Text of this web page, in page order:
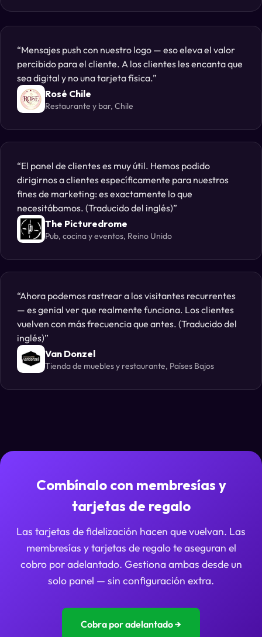
Mensajes push con nuestro logo — eso eleva el valor
percibido para el cliente. A los clientes les encanta que
sea digital y no una tarjeta física.
Rosé Chile
Restaurante y bar, Chile
El panel de clientes es muy útil. Hemos podido
dirigirnos a clientes específicamente para nuestros
fines de marketing: es exactamente lo que
necesitábamos. (Traducido del inglés)
The Picturedrome
Pub, cocina y eventos, Reino Unido
Ahora podemos rastrear a los visitantes recurrentes
— es genial ver que realmente funciona. Los clientes
vuelven con más frecuencia que antes. (Traducido del
inglés)
Van Donzel
Tienda de muebles y restaurante, Países Bajos
Combínalo con membresías y
tarjetas de regalo
Las tarjetas de fidelización hacen que vuelvan. Las
membresías y tarjetas de regalo te aseguran el
cobro por adelantado. Gestiona ambas desde un
solo panel — sin configuración extra.
Cobra por adelantado →